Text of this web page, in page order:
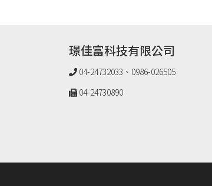
璟佳富科技有限公司
04-24732033、0986-026505
04-24730890